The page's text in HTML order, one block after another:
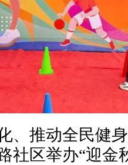
推动全民健身
社区举办“迎金